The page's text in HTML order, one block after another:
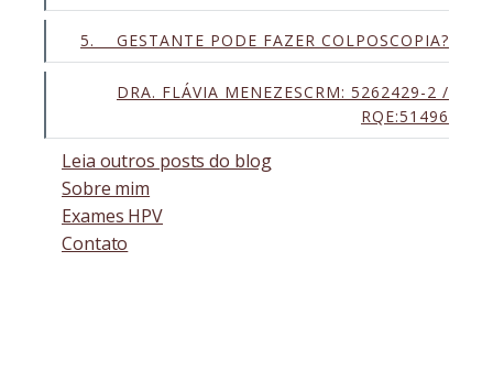
5. GESTANTE PODE FAZER COLPOSCOPIA?
DRA. FLÁVIA MENEZESCRM: 5262429-2 /
RQE:51496
Leia outros posts do blog
Sobre mim
Exames HPV
Contato